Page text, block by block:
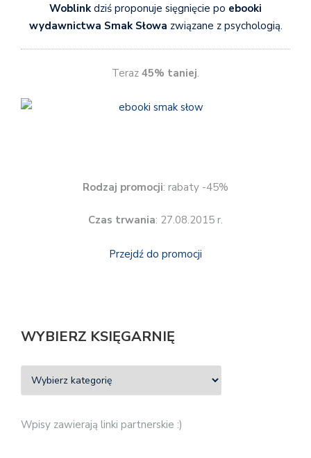
Woblink dziś proponuje sięgnięcie po ebooki
wydawnictwa Smak Słowa związane z psychologią.
Teraz 45% taniej.
Rodzaj promocji: rabaty -45%
Czas trwania: 27.08.2015 r.
Przejdź do promocji
WYBIERZ KSIĘGARNIĘ
Wpisy zawierają linki partnerskie :)